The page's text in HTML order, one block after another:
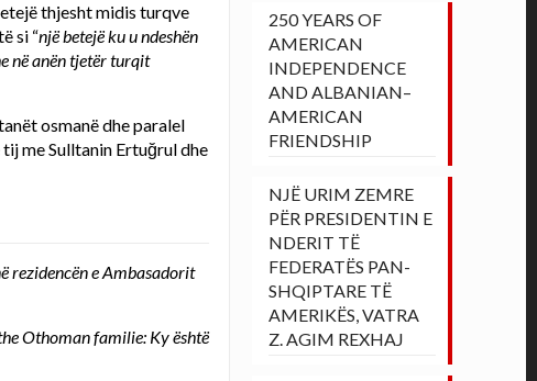
thjesht midis turqve
si “një betejë ku u ndeshën
në anën tjetër turqit
osmanë dhe paralel
me Sulltanin Ertuğrul dhe
rezidencën e Ambasadorit
Othoman familie: Ky është
250 YEARS OF
AMERICAN
INDEPENDENCE
AND ALBANIAN–
AMERICAN
FRIENDSHIP
NJË URIM ZEMRE
PËR PRESIDENTIN E
NDERIT TË
FEDERATËS PAN-
SHQIPTARE TË
AMERIKËS, VATRA
Z. AGIM REXHAJ